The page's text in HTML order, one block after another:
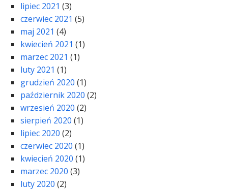
lipiec 2021 (3)
czerwiec 2021 (5)
maj 2021 (4)
kwiecień 2021 (1)
marzec 2021 (1)
luty 2021 (1)
grudzień 2020 (1)
październik 2020 (2)
wrzesień 2020 (2)
sierpień 2020 (1)
lipiec 2020 (2)
czerwiec 2020 (1)
kwiecień 2020 (1)
marzec 2020 (3)
luty 2020 (2)